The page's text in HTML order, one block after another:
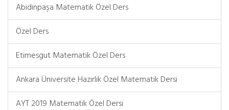
Abidinpaşa Matematik Özel Ders
Özel Ders
Etimesgut Matematik Özel Ders
Ankara Üniversite Hazırlık Özel Matematik Dersi
AYT 2019 Matematik Özel Dersi